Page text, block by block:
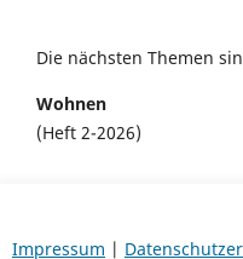
Die nächsten Themen
Wohnen
(Heft 2-2026)
Impressum |